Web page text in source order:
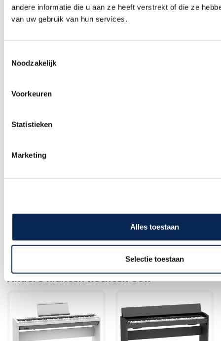
andere informatie die u aan ze heeft verstrekt of die ze
van uw gebruik van hun services.
Noodzakelijk
Voorkeuren
Statistieken
Marketing
Alles toestaan
Selectie toestaan
Roland HP702 CH Charcoal
Roland LX-5
€ 2.349,00
Andere klanten kochten ook